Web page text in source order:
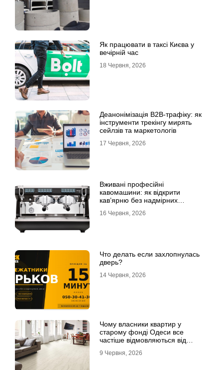
Як працювати в таксі Києва у
вечірній час
18 Червня, 2026
Деанонімізація B2B-трафіку: як
інструменти трекінгу мирять
сейлзів та маркетологів
17 Червня, 2026
Вживані професійні
кавомашини: як відкрити
кав’ярню без надмірних
16 Червня, 2026
Что делать если захлопнулась
дверь?
14 Червня, 2026
Чому власники квартир у
старому фонді Одеси все
частіше відмовляються від
9 Червня, 2026